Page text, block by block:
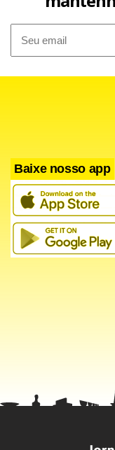
cortar 3.600 postos
pessoas, das quais
Em Detroit, nos
automobilística
estão procurando
acreditarem que há
fábrica antiga que
Baixe nosso app